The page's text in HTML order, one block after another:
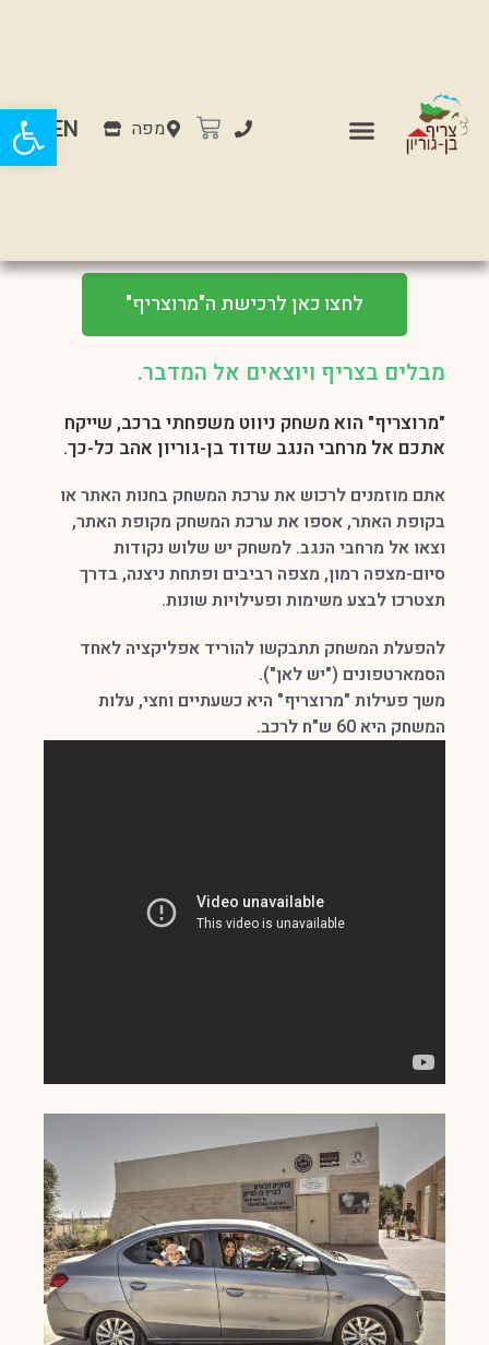
מפה EN
לחצו כאן לרכישת ה"מרוצריף"
מבלים בצריף ויוצאים אל המדבר.
"מרוצריף" הוא משחק ניווט משפחתי ברכב, שייקח
אתכם אל מרחבי הנגב שדוד בן-גוריון אהב כל-כך.
אתם מוזמנים לרכוש את ערכת המשחק בחנות האתר או
בקופת האתר, אספו את ערכת המשחק מקופת האתר,
וצאו אל מרחבי הנגב. למשחק יש שלוש נקודות
סיום-מצפה רמון, מצפה רביבים ופתחת ניצנה, בדרך
תצטרכו לבצע משימות ופעילויות שונות.
להפעלת המשחק תתבקשו להוריד אפליקציה לאחד
הסמארטפונים ("יש לאן").
משך פעילות "מרוצריף" היא כשעתיים וחצי, עלות
המשחק היא 60 ש"ח לרכב.